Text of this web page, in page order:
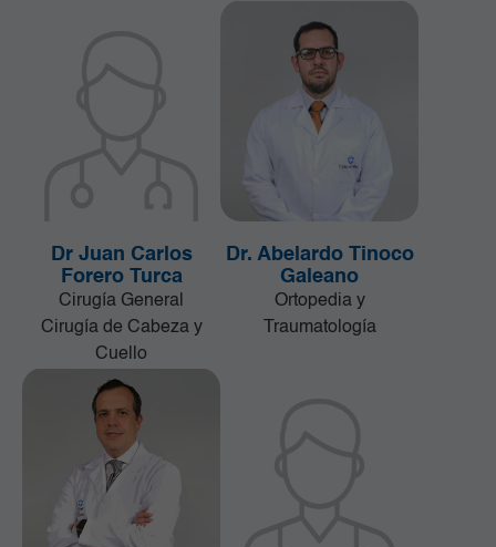
Dr Juan Carlos
Forero Turca
Cirugía General
Cirugía de Cabeza y
Cuello
Dr. Abelardo Tinoco
Galeano
Ortopedia y
Traumatología